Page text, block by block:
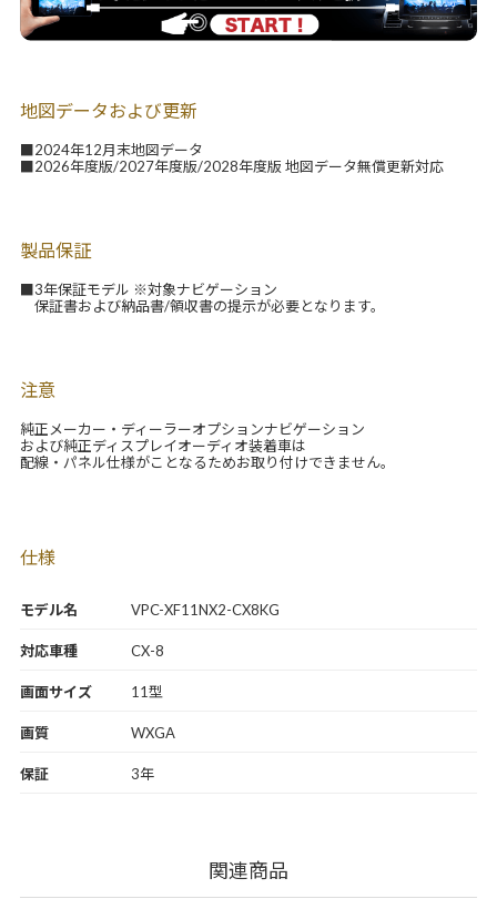
モデル名 VPC-XF11NX2-CX8KG
地図データおよび更新
■2024年12月末地図データ
■2026年度版/2027年度版/2028年度版 地図データ無償更新対応
製品保証
■3年保証モデル ※対象ナビゲーション
保証書および納品書/領収書の提示が必要となります。
注意
純正メーカー・ディーラーオプションナビゲーション
および純正ディスプレイオーディオ装着車は
配線・パネル仕様がことなるためお取り付けできません。
仕様
対応車種 CX-8
画面サイズ 11型
画質 WXGA
保証 3年
関連商品